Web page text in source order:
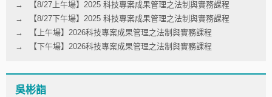
【8/27上午場】2025 科技專案成果管理之法制與實務課程
【8/27下午場】2025 科技專案成果管理之法制與實務課程
【上午場】2026科技專案成果管理之法制與實務課程
【下午場】2026科技專案成果管理之法制與實務課程
吳彬詣